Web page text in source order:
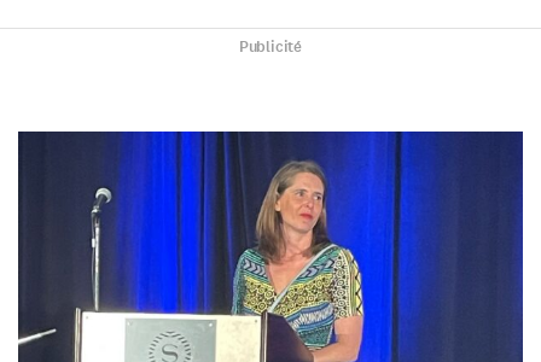
Publicité